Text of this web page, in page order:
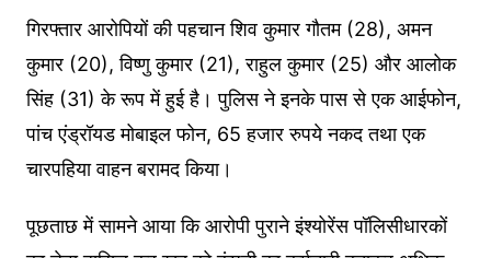
गिरफ्तार आरोपियों की पहचान शिव कुमार गौतम (28), अमन
कुमार (20), विष्णु कुमार (21), राहुल कुमार (25) और आलोक
सिंह (31) के रूप में हुई है। पुलिस ने इनके पास से एक आईफोन,
पांच एंड्रॉयड मोबाइल फोन, 65 हजार रुपये नकद तथा एक
चारपहिया वाहन बरामद किया।
पूछताछ में सामने आया कि आरोपी पुराने इंश्योरेंस पॉलिसीधारकों